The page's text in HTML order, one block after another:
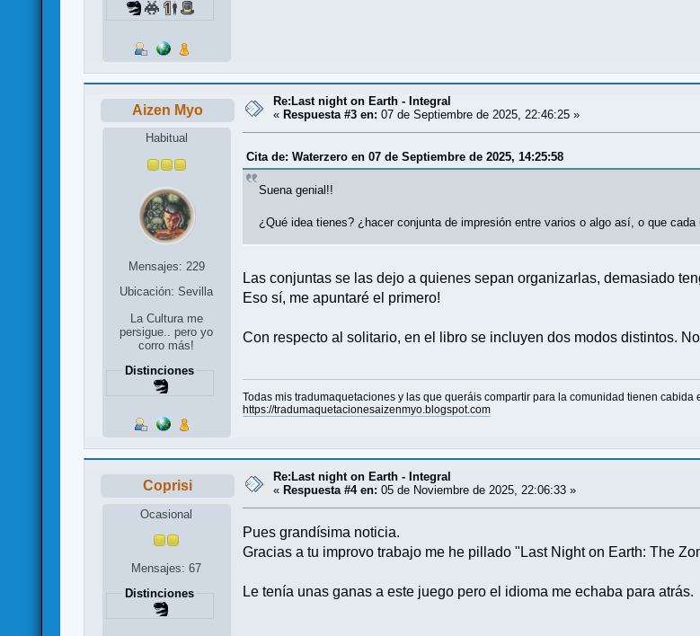
Aizen Myo
Habitual
Mensajes: 229
Ubicación: Sevilla
La Cultura me
persigue.. pero yo
corro más!
Distinciones
Re:Last night on Earth - Integral
« Respuesta #3 en: 07 de Septiembre de 2025, 22:46:25 »
Cita de: Waterzero en 07 de Septiembre de 2025, 14:25:58
Suena genial!!
¿Qué idea tienes? ¿hacer conjunta de impresión entre varios o algo así, o que
Las conjuntas se las dejo a quienes sepan organizarlas, demasiado
Eso sí, me apuntaré el primero!
Con respecto al solitario, en el libro se incluyen dos modos distintos.
Todas mis tradumaquetaciones y las que queráis compartir para la comunidad tienen cabida
https://tradumaquetacionesaizenmyo.blogspot.com
Coprisi
Ocasional
Mensajes: 67
Distinciones
Re:Last night on Earth - Integral
« Respuesta #4 en: 05 de Noviembre de 2025, 22:06:33 »
Pues grandísima noticia.
Gracias a tu improvo trabajo me he pillado "Last Night on Earth: The
Le tenía unas ganas a este juego pero el idioma me echaba para atrás.